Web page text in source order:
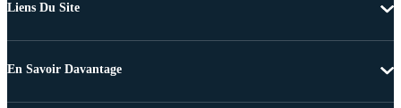
Liens Du Site
En Savoir Davantage